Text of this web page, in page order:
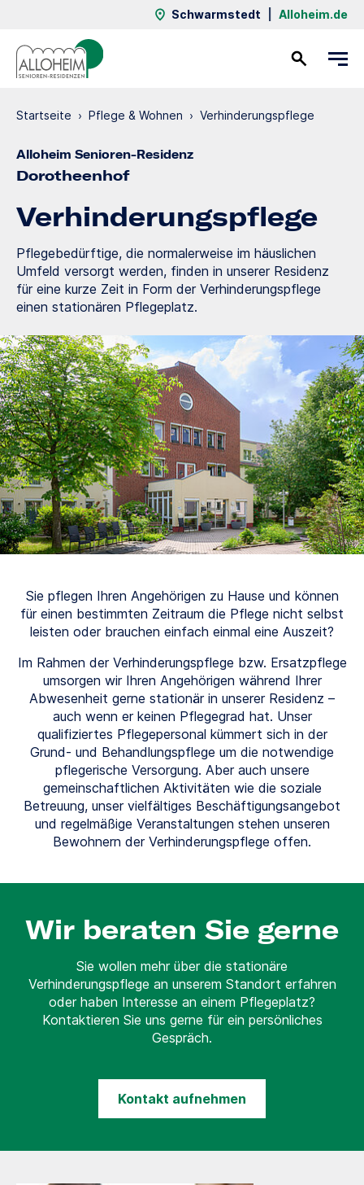
Schwarmstedt Alloheim.de
Startseite › Pflege & Wohnen › Verhinde­rungs­pflege
Alloheim Senioren-Residenz
Dorotheenhof
Verhinde­rungs­pflege
Pflegebedürftige, die normalerweise im häuslichen
Umfeld versorgt werden, finden in unserer Residenz
für eine kurze Zeit in Form der Verhinderungspflege
einen stationären Pflegeplatz.
Sie pflegen Ihren Angehörigen zu Hause und können
für einen bestimmten Zeitraum die Pflege nicht selbst
leisten oder brauchen einfach einmal eine Auszeit?
Im Rahmen der Verhinderungspflege bzw. Ersatzpflege
umsorgen wir Ihren Angehörigen während Ihrer
Abwesenheit gerne stationär in unserer Residenz –
auch wenn er keinen Pflegegrad hat. Unser
qualifiziertes Pflegepersonal kümmert sich in der
Grund- und Behandlungspflege um die notwendige
pflegerische Versorgung. Aber auch unsere
gemeinschaftlichen Aktivitäten wie die soziale
Betreuung, unser vielfältiges Beschäftigungsangebot
und regelmäßige Veranstaltungen stehen unseren
Bewohnern der Verhinderungspflege offen.
Wir beraten Sie gerne
Sie wollen mehr über die stationäre
Verhinderungspflege an unserem Standort erfahren
oder haben Interesse an einem Pflegeplatz?
Kontaktieren Sie uns gerne für ein persönliches
Gespräch.
Kontakt aufnehmen